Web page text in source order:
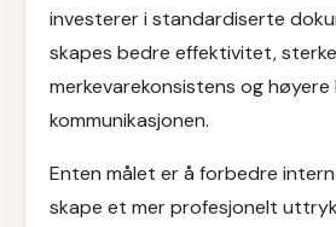
investerer i standardiserte
skapes bedre effektivitet,
merkevarekonsistens og
kommunikasjonen.
Enten målet er å forbedre
skape et mer profesjonelt